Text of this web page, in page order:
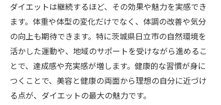
ダイエットは継続するほど、その効果や魅力を実感でき
ます。体重や体型の変化だけでなく、体調の改善や気分
の向上も期待できます。特に茨城県日立市の自然環境を
活かした運動や、地域のサポートを受けながら進めるこ
とで、達成感や充実感が増します。健康的な習慣が身に
つくことで、美容と健康の両面から理想の自分に近づけ
る点が、ダイエットの最大の魅力です。